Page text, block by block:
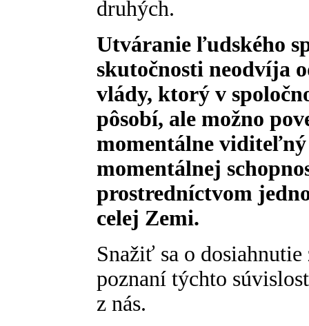
druhých.
Utváranie ľudského
skutočnosti neodvíja
vlády, ktorý v
pôsobí, ale možno
momentálne
momentálnej
prostredníctvom
celej Zemi.
Snažiť sa o
poznaní týchto
z nás.